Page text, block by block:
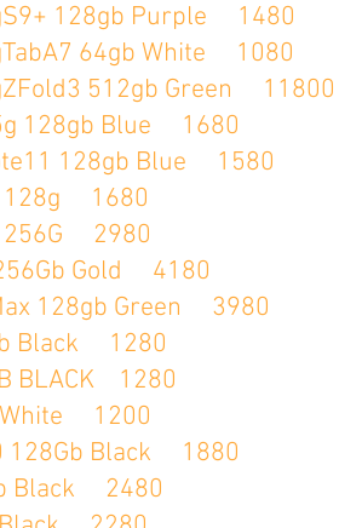
128gb Purple 1480
64gb White 1080
512gb Green 11800
128gb Blue 1680
128gb Blue 1580
128g 1680
256G 2980
Gold 4180
128gb Green 3980
Black 1280
BLACK 1280
1200
128Gb Black 1880
Black 2480